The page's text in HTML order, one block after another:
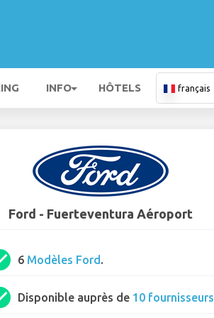
INFO HÔTELS français
Ford - Fuerteventura Aéroport
6 Modèles Ford.
Disponible auprès de 10 fournisseurs